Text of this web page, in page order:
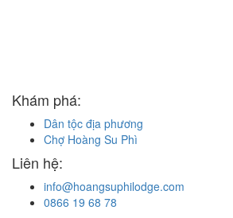
Khám phá:
Dân tộc địa phương
Chợ Hoàng Su Phì
Liên hệ:
info@hoangsuphilodge.com
0866 19 68 78